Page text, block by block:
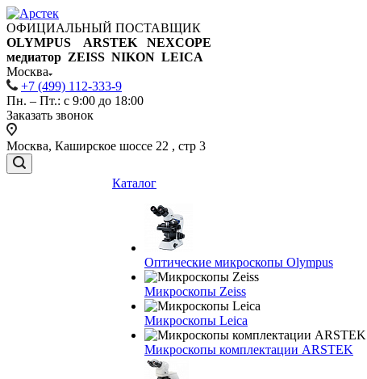
ОФИЦИАЛЬНЫЙ ПОСТАВЩИК
OLYMPUS ARSTEK NEXCOPE
медиатор ZEISS NIKON LEICA
Москва
+7 (499) 112-333-9
Пн. – Пт.: с 9:00 до 18:00
Заказать звонок
Москва, Каширское шоссе 22 , стр 3
Каталог
Оптические микроскопы Olympus
Микроскопы Zeiss
Микроскопы Leica
Микроскопы комплектации ARSTEK